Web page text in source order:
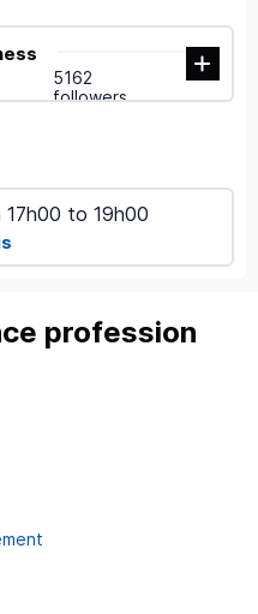
5162
followers
17h00 to 19h00
profession